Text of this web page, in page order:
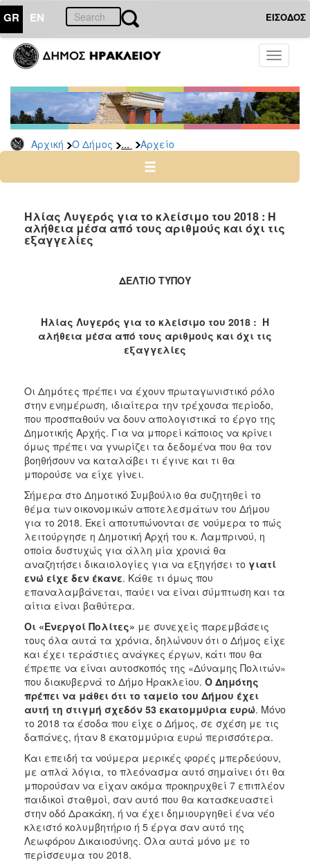
GR EN ΕΙΣΟΔΟΣ
Toggle
Αρχική Ο Δήμος ... Αρχείο
ΔΗΜΟΣ
Δημοτικές
Παρατάξεις
Αρχείο
ΠΟΛΙΤΙΣΜΟΣ
Ηλίας Λυγερός για το κλείσιμο του 2018 : Η
αλήθεια μέσα από τους αριθμούς και όχι τις
εξαγγελίες
ΔΕΛΤΙΟ ΤΥΠΟΥ
Ηλίας Λυγερός για το κλείσιμο του 2018 : Η
αλήθεια μέσα από τους αριθμούς και όχι τις
εξαγγελίες
Οι Δημότες πρέπει να έχουν πρωταγωνιστικό ρόλο
στην ενημέρωση, ιδιαίτερα την τρέχουσα περίοδο,
που προσπαθούν να δουν απολογιστικά το έργο της
Δημοτικής Αρχής. Για να μπορεί κάποιος να κρίνει
όμως πρέπει να γνωρίζει τα δεδομένα που θα τον
βοηθήσουν να καταλάβει τι έγινε και τι θα
μπορούσε να είχε γίνει.
Σήμερα στο Δημοτικό Συμβούλιο θα συζητηθεί το
θέμα των οικονομικών αποτελεσμάτων του Δήμου
για το 2018. Εκεί αποτυπώνονται σε νούμερα το πώς
λειτούργησε η Δημοτική Αρχή του κ. Λαμπρινού, η
οποία δυστυχώς για άλλη μία χρονιά θα
αναζητήσει δικαιολογίες για να εξηγήσει το γιατί
ενώ είχε δεν έκανε. Κάθε τι όμως που
επαναλαμβάνεται, παύει να είναι σύμπτωση και τα
αίτια είναι βαθύτερα.
Οι «Ενεργοί Πολίτες» με συνεχείς παρεμβάσεις
τους όλα αυτά τα χρόνια, δηλώνουν ότι ο Δήμος είχε
και έχει τεράστιες ανάγκες έργων, κάτι που θα
έπρεπε να είναι αυτοσκοπός της «Δύναμης Πολιτών»
που διακυβερνά το Δήμο Ηρακλείου. Ο Δημότης
πρέπει να μάθει ότι το ταμείο του Δήμου έχει
αυτή τη στιγμή σχεδόν 53 εκατομμύρια ευρώ. Μόνο
το 2018 τα έσοδα που είχε ο Δήμος, σε σχέση με τις
δαπάνες, ήταν 8 εκατομμύρια ευρώ περισσότερα.
Και επειδή τα νούμερα μερικές φορές μπερδεύουν,
με απλά λόγια, το πλεόνασμα αυτό σημαίνει ότι θα
μπορούσαν να είχαν ακόμα προκηρυχθεί 7 επιπλέον
παιδικοί σταθμοί, σαν αυτό που θα κατασκευαστεί
στην οδό Δρακάκη, ή να έχει δημιουργηθεί ένα νέο
κλειστό κολυμβητήριο ή 5 έργα σαν αυτό της
Λεωφόρου Δικαιοσύνης. Όλα αυτά μόνο με το
περίσσευμα του 2018.